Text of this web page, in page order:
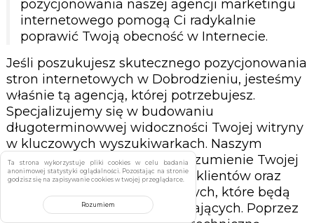
Rozumiem
Ta strona wykorzystuje pliki cookies w celu badania
anonimowej statystyki oglądalności. Pozostając na stronie
godzisz się na zapisywanie cookies w twojej przeglądarce.
pozycjonowania naszej agencji marketingu
internetowego pomogą Ci radykalnie
poprawić Twoją obecność w Internecie.
Jeśli poszukujesz skutecznego pozycjonowania
stron internetowych w Dobrodzieniu, jesteśmy
właśnie tą agencją, której potrzebujesz.
Specjalizujemy się w budowaniu
długoterminowwej widoczności Twojej witryny
w kluczowych wyszukiwarkach. Naszym
priorytetem jest dogłębne zrozumienie Twojej
branży, Twoich potencjalnych klientów oraz
najważniejszych fraz kluczowych, które będą
prowadzić do Ciebie odwiedzających. Poprzez